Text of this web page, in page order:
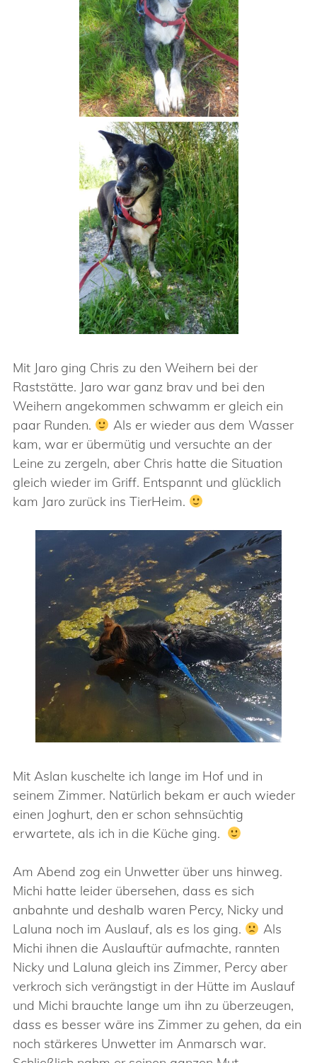
Mit Jaro ging Chris zu den Weihern bei der
Raststätte. Jaro war ganz brav und bei den
Weihern angekommen schwamm er gleich ein
paar Runden.
Als er wieder aus dem Wasser
kam, war er übermütig und versuchte an der
Leine zu zergeln, aber Chris hatte die Situation
gleich wieder im Griff. Entspannt und glücklich
kam Jaro zurück ins TierHeim.
Mit Aslan kuschelte ich lange im Hof und in
seinem Zimmer. Natürlich bekam er auch wieder
einen Joghurt, den er schon sehnsüchtig
erwartete, als ich in die Küche ging.
Am Abend zog ein Unwetter über uns hinweg.
Michi hatte leider übersehen, dass es sich
anbahnte und deshalb waren Percy, Nicky und
Laluna noch im Auslauf, als es los ging.
Als
Michi ihnen die Auslauftür aufmachte, rannten
Nicky und Laluna gleich ins Zimmer, Percy aber
verkroch sich verängstigt in der Hütte im Auslauf
und Michi brauchte lange um ihn zu überzeugen,
dass es besser wäre ins Zimmer zu gehen, da ein
noch stärkeres Unwetter im Anmarsch war.